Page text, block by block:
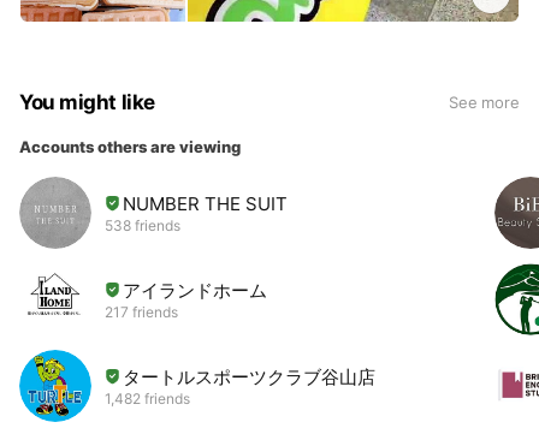
You might like See more
Accounts others are viewing
NUMBER THE SUIT
538 friends
アイランドホーム
217 friends
タートルスポーツクラブ谷山店
1,482 friends